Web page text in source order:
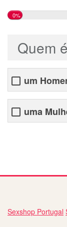
0%
Quem
um
uma
Sexshop Portugal